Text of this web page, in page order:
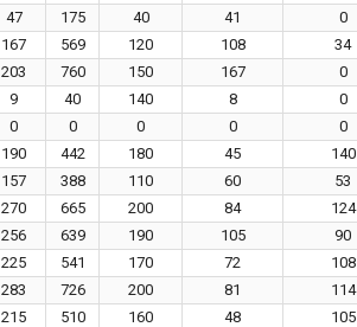
47 175 40 41 0
167 569 120 108 34
203 760 150 167 0
9 40 140 8 0
0 0 0 0 0
190 442 180 45 140
157 388 110 60 53
270 665 200 84 124
256 639 190 105 90
225 541 170 72 108
283 726 200 81 114
215 510 160 48 105